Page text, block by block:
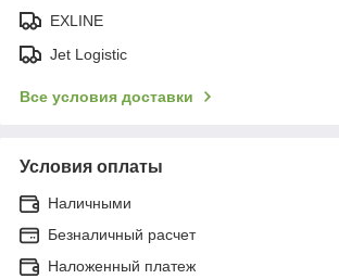
EXLINE
Jet Logistic
Все условия доставки
Условия оплаты
Наличными
Безналичный расчет
Наложенный платеж